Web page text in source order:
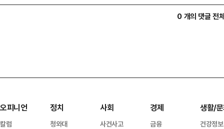
0 개의 댓글 전
오피니언
칼럼
정치
청와대
사회
사건사고
경제
금융
생활/
건강정보